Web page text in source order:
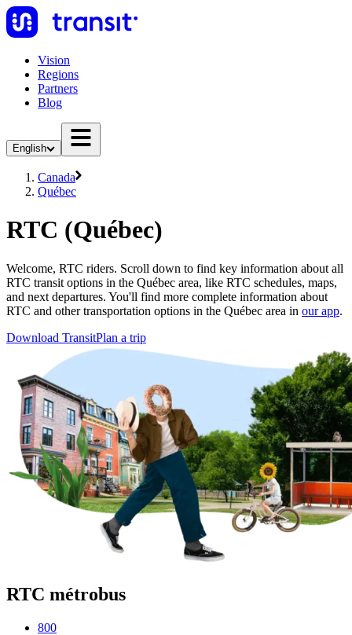
Vision
Regions
Partners
Blog
English
Canada
Québec
RTC (Québec)
Welcome, RTC riders. Scroll down to find key information about all
RTC transit options in the Québec area, like RTC schedules, maps,
and next departures. You'll find more complete information about
RTC and other transportation options in the Québec area in our app.
Download TransitPlan a trip
RTC métrobus
800